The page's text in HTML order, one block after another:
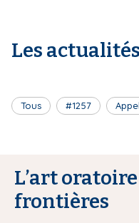
Les actualités
Tous #1257
L’art
frontières